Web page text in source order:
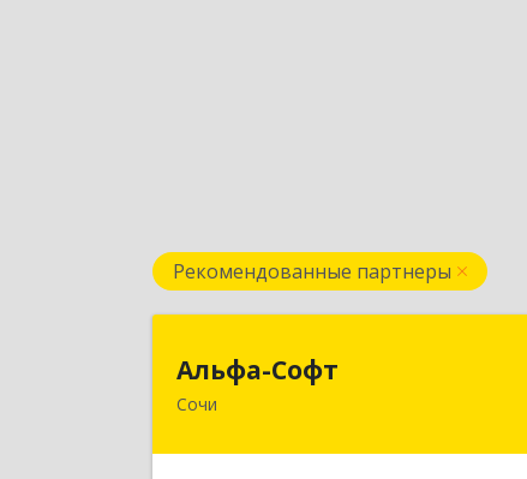
Рекомендованные партнеры
Альфа-Софт
Сочи354000, Краснодарский край, Сочи г,